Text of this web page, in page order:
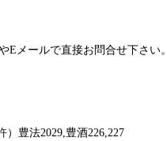
メールで直接お問合せ下さい。
豊法2029,豊酒226,227